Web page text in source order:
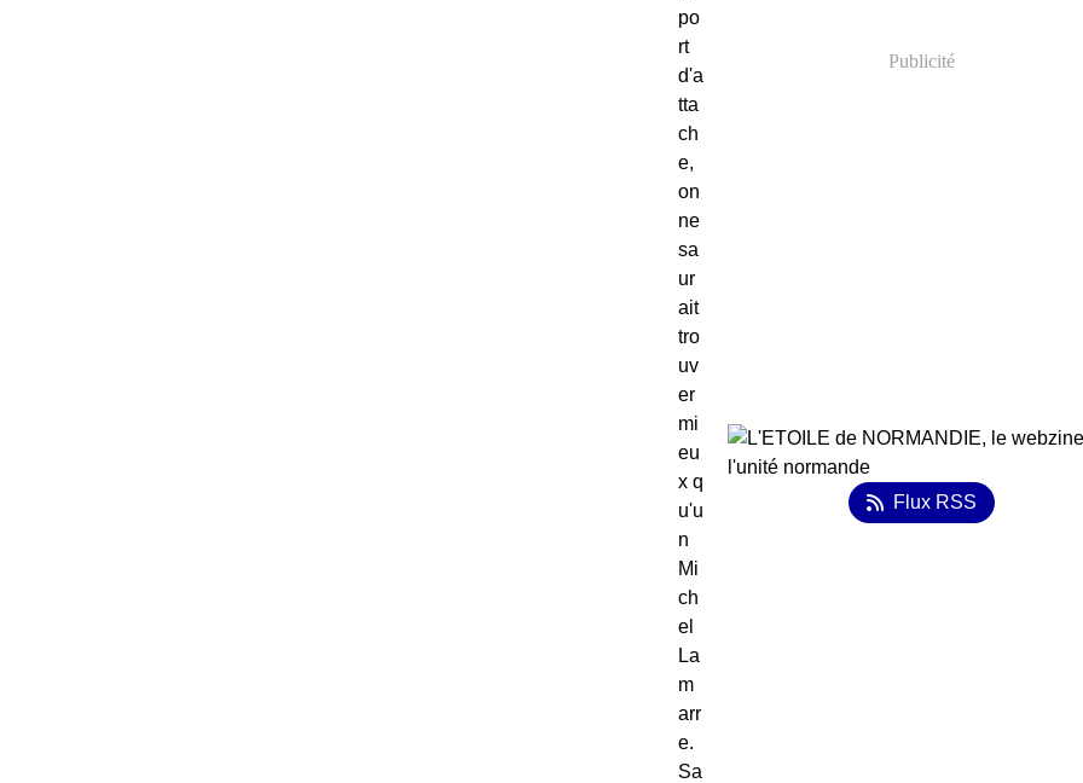
po
rt
d'a
tta
ch
e,
on
ne
sa
ur
ait
tro
uv
er
mi
eu
x q
u'u
n
Mi
ch
el
La
m
arr
e.
Sa
Publicité
Flux RSS